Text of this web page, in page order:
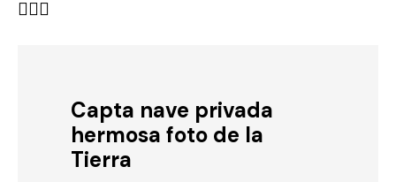
Capta nave privada
hermosa foto de la
Tierra